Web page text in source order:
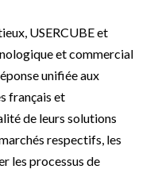
USERCUBE et
et commercial
unifiée aux
français et
de leurs solutions
respectifs, les
les processus de